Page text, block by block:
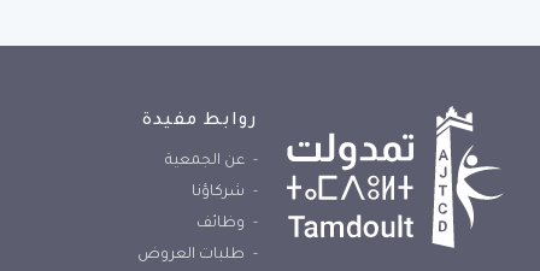
روابط مفيدة
عن الجمعية
شركاؤنا
وظائف
طلبات العروض